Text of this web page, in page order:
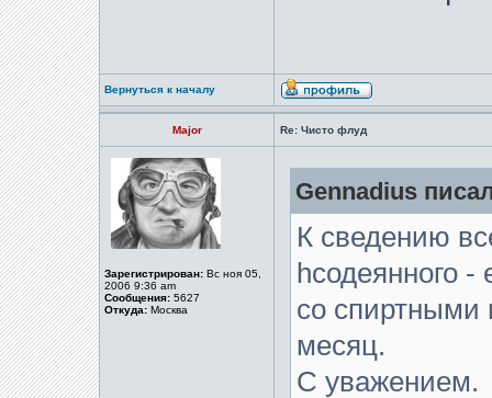
Вернуться к началу
Major Re: Чисто флуд
Зарегистрирован: Вс ноя 05,
2006 9:36 am
Сообщения: 5627
Откуда: Москва
Gennadius
К сведению
hсодеянного
со спиртными
месяц.
С уважением.